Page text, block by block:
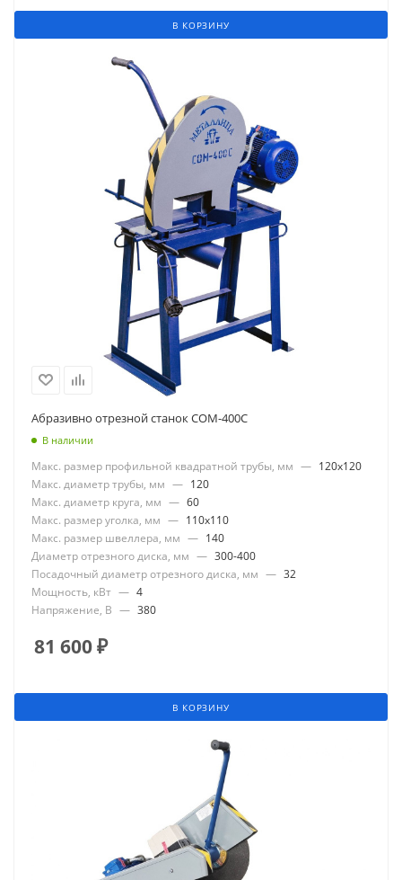
В КОРЗИНУ
Абразивно отрезной станок СОМ-400С
В наличии
Макс. размер профильной квадратной трубы, мм — 120x120
Макс. диаметр трубы, мм — 120
Макс. диаметр круга, мм — 60
Макс. размер уголка, мм — 110x110
Макс. размер швеллера, мм — 140
Диаметр отрезного диска, мм — 300-400
Посадочный диаметр отрезного диска, мм — 32
Мощность, кВт — 4
Напряжение, В — 380
81 600₽
В КОРЗИНУ